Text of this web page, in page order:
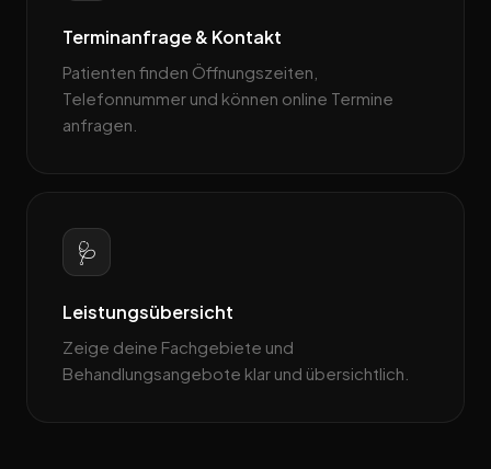
Terminanfrage & Kontakt
Patienten finden Öffnungszeiten,
Telefonnummer und können online Termine
anfragen.
🩺
Leistungsübersicht
Zeige deine Fachgebiete und
Behandlungsangebote klar und übersichtlich.